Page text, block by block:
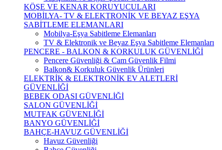
KÖŞE VE KENAR KORUYUCULARI
MOBİLYA- TV & ELEKTRONİK VE BEYAZ EŞYA
SABİTLEME ELEMANLARI
Mobilya-Eşya Sabitleme Elemanları
TV & Elektronik ve Beyaz Eşya Sabitleme Elemanları
PENCERE - BALKON & KORKULUK GÜVENLİĞİ
Pencere Güvenliği & Cam Güvenlik Filmi
Balkon& Korkuluk Güvenlik Ürünleri
ELEKTRİK & ELEKTRONİK EV ALETLERİ
GÜVENLİĞİ
BEBEK ODASI GÜVENLİĞİ
SALON GÜVENLİĞİ
MUTFAK GÜVENLİĞİ
BANYO GÜVENLİĞİ
BAHÇE-HAVUZ GÜVENLİĞİ
Havuz Güvenliği